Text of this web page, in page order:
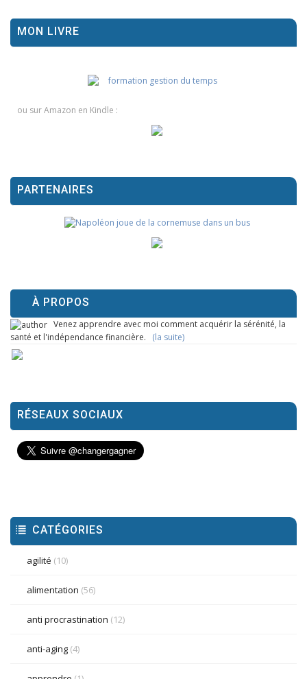
MON LIVRE
ou sur Amazon en Kindle :
PARTENAIRES
À PROPOS
Venez apprendre avec moi comment acquérir la sérénité, la
santé et l'indépendance financière. (la suite)
RÉSEAUX SOCIAUX
CATÉGORIES
agilité (10)
alimentation (56)
anti procrastination (12)
anti-aging (4)